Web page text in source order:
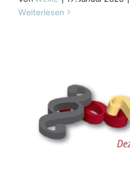
Weiterlesen